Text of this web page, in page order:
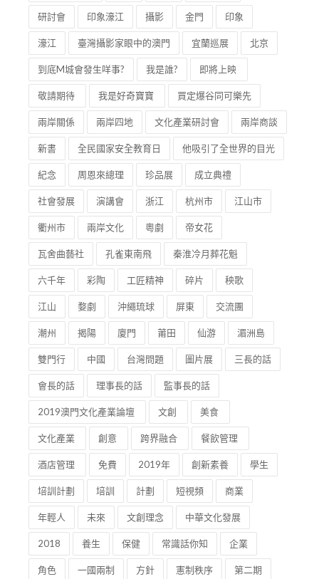
研討會 印象濠江 攝影 金門 印象
濠江 臺灣攝影家眼中的澳門 宜蘭巡展 北京
到底M城會發生咩事? 我是誰? 即將上映
敬請期待 我是好奇寶寶 買定爆谷同可樂先
兩岸關係 兩岸四地 文化產業研討會 兩岸商談
新書 全民國家安全教育日 他吸引了全世界的目光
紀念 周恩來總理 珍品展 成立典禮
社會發展 演講會 浙江 杭州市 江山市
衢州市 兩岸文化 粵劇 帝女花
瓦舍曲藝社 孔雀東南飛 秦淮冷月葬花魁
六千年 彩陶 工匠精神 碎片 秧歌
江山 婺劇 沖繩琉球 屏東 交流團
潮州 揭陽 廈門 莆田 仙游 湄洲島
雙門行 中國 台灣問題 圖片展 三長的話
會長的話 理事長的話 監事長的話
2019澳門文化產業論壇 文創 美食
文化產業 創意 跨界融合 餐飲管理
酒店管理 免費 2019年 創新素養 學生
培訓計劃 培訓 計劃 短視頻 商業
年輕人 未來 文創理念 中華文化發展
2018 養生 保健 常識話你知 企業
角色 一國兩制 方針 憲制秩序 第二期